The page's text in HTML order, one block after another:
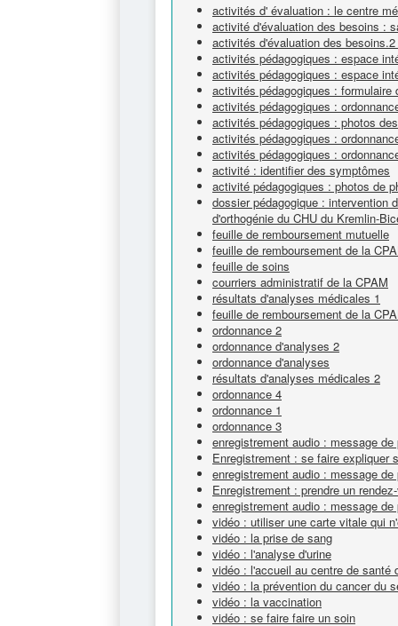
activités d' évaluation : le centre
activité d'évaluation des besoins :
activités d'évaluation des
activités pédagogiques : espace
activités pédagogiques : espace
activités pédagogiques :
activités pédagogiques :
activités pédagogiques : photos
activités pédagogiques :
activités pédagogiques :
activité : identifier des symptômes
activité pédagogiques : photos de
dossier pédagogique : intervention
d'orthogénie du CHU du Kremlin-
feuille de remboursement mutuelle
feuille de remboursement de la
feuille de soins
courriers administratif de la CPAM
résultats d'analyses médicales 1
feuille de remboursement de la
ordonnance 2
ordonnance d'analyses 2
ordonnance d'analyses
résultats d'analyses médicales 2
ordonnance 4
ordonnance 1
ordonnance 3
enregistrement audio : message
Enregistrement : se faire expliquer
enregistrement audio : message
Enregistrement : prendre un
enregistrement audio : message
vidéo : utiliser une carte vitale qui
vidéo : la prise de sang
vidéo : l'analyse d'urine
vidéo : l'accueil au centre de santé
vidéo : la prévention du cancer du
vidéo : la vaccination
vidéo : se faire faire un soin